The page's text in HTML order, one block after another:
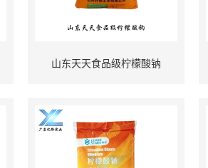
山东天天食品级柠檬酸钠